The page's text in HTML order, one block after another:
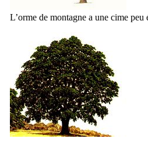
L’orme de montagne a une cime peu